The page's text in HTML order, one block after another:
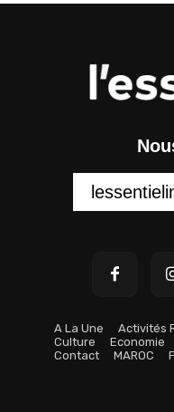
A La Une Activités
Culture
Economie
Contact
MAROC